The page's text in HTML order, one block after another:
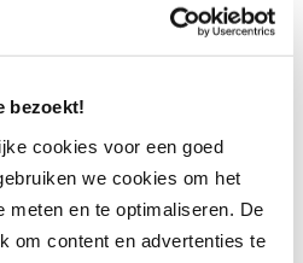
bezoekt!
cookies voor een goed
we cookies om het
meten en te optimaliseren. De
om content en advertenties te
gesteld en of ze later wel
voor een fijn en ontspannen
Panelwizard in juni 2018
Nederlanders tussen 55 en 66